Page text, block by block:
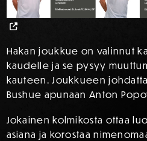
Hakan joukkue on valinnut
kaudelle ja se pysyy
kauteen. Joukkueen
Bushue apunaan Anton
Jokainen kolmikosta ottaa
asiana ja korostaa